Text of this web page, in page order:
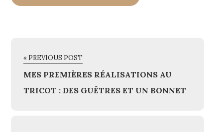
« PREVIOUS POST
MES PREMIÈRES RÉALISATIONS AU
TRICOT : DES GUÊTRES ET UN BONNET